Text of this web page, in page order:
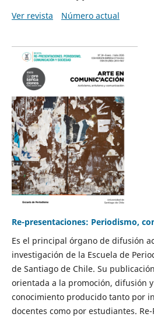
Ver revista
Número actual
Re-presentaciones: Periodismo,
Es el principal órgano de difusión
investigación de la Escuela de
de Santiago de Chile. Su
orientada a la promoción, difusión
conocimiento producido tanto por
docentes como por estudiantes.